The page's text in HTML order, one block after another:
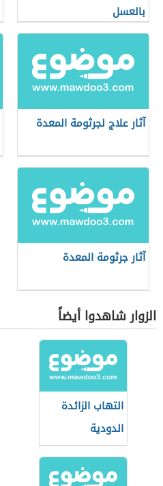
بالعسل
آثار علاج لجرثومة المعدة
آثار جرثومة المعدة
الزوار شاهدوا أيضاً
التهاب الزائدة
الدودية